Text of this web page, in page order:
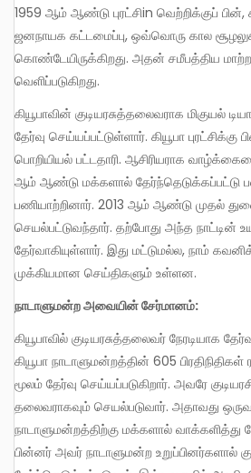
1959 ஆம் ஆண்டு புரட்சிin வெற்றிக்குப் பின்,
ஜனநாயக கட்டமைப்பு, ஒவ்வொரு கால
கொண்டேயிருக்கிறது. அதன் சமீபத்திய
வெளிப்படுகிறது.
கியூபாவின் குடியரசுத்தலைவராக மிகுயல் டியாஸ் கேனல் (வயது 58)
தேர்வு செய்யப்பட்டுள்ளார். கியூபா
பொறியியல் பட்டதாரி. ஆசிரியராக
ஆம் ஆண்டு மக்களால் தேர்ந்தெடுக்கப்பட்டு
பணியாற்றினார். 2013 ஆம் ஆண்டு முதல்
செயல்பட்டுவந்தார். தற்போது அந்த நாட்டின்
தேர்வாகியுள்ளார். இது மட்டுமல்ல, நாம்
முக்கியமான செய்திகளும் உள்ளன.
நாடாளுமன்ற அவையின் சேர்மானம்:
கியூபாவில் குடியரசுத்தலைவர் நேரடியாக தேர்வு செய்யப்படுவதில்லை.
கியூபா நாடாளுமன்றத்தின் 605
மூலம் தேர்வு செய்யப்படுகிறார். அவரே
தலைவராகவும் செயல்படுவார். அதாவது
நாடாளுமன்றத்திற்கு மக்களால் வாக்களித்து
பின்னர் அவர் நாடாளுமன்ற உறுப்பினர்களால்